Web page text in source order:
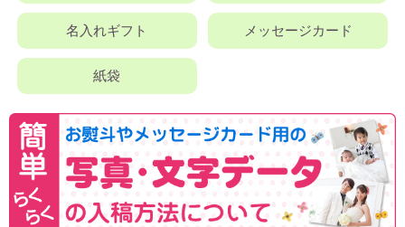
名入れギフト メッセージカード
紙袋